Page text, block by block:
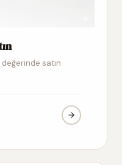
değerinde satın